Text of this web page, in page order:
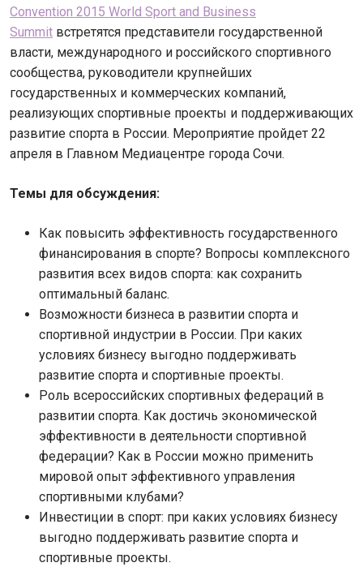
Convention 2015 World Sport and Business
Summit встретятся представители государственной
власти, международного и российского спортивного
сообщества, руководители крупнейших
государственных и коммерческих компаний,
реализующих спортивные проекты и поддерживающих
развитие спорта в России. Мероприятие пройдет 22
апреля в Главном Медиацентре города Сочи.
Темы для обсуждения:
Как повысить эффективность государственного
финансирования в спорте? Вопросы комплексного
развития всех видов спорта: как сохранить
оптимальный баланс.
Возможности бизнеса в развитии спорта и
спортивной индустрии в России. При каких
условиях бизнесу выгодно поддерживать
развитие спорта и спортивные проекты.
Роль всероссийских спортивных федераций в
развитии спорта. Как достичь экономической
эффективности в деятельности спортивной
федерации? Как в России можно применить
мировой опыт эффективного управления
спортивными клубами?
Инвестиции в спорт: при каких условиях бизнесу
выгодно поддерживать развитие спорта и
спортивные проекты.